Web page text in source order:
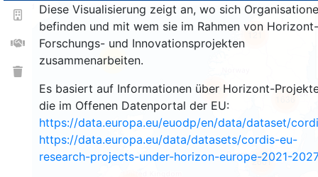
Diese Visualisierung zeigt an, wo sich
befinden und mit wem sie im Rahmen von Horizont-
Forschungs- und Innovationsprojekten
zusammenarbeiten.
Es basiert auf Informationen über Horizont-
die im Offenen Datenportal der EU:
https://data.europa.eu/euodp/en/data/dataset/
https://data.europa.eu/data/datasets/cordis-eu-
research-projects-under-horizon-europe-2021-2027
25
121
257
1636
2661